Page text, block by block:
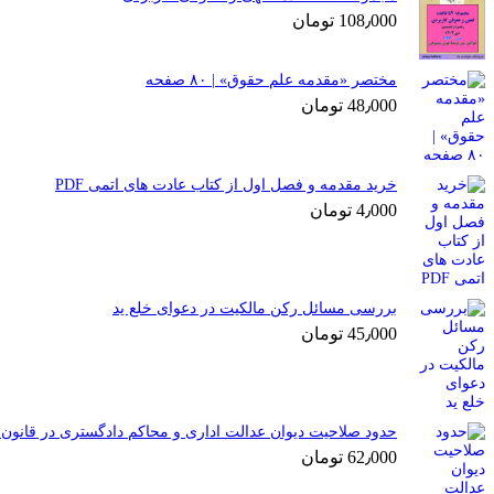
108٫000 تومان
مختصر «مقدمه علم حقوق» | ۸۰ صفحه
48٫000 تومان
خرید مقدمه و فصل اول از کتاب عادت های اتمی PDF
4٫000 تومان
بررسی مسائل رکن مالکیت در دعوای خلع ید
45٫000 تومان
حدود صلاحیت دیوان عدالت اداری و محاکم دادگستری در قانون
62٫000 تومان